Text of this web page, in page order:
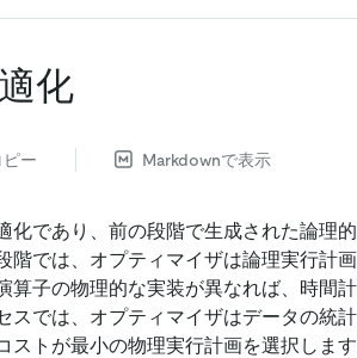
化
ー Markdownで表示
化であり、前の段階で生成された論理
階では、オプティマイザは論理実行計
子の物理的な実装が異なれば、時間計
スでは、オプティマイザはデータの統
トが最小の物理実行計画を選択します